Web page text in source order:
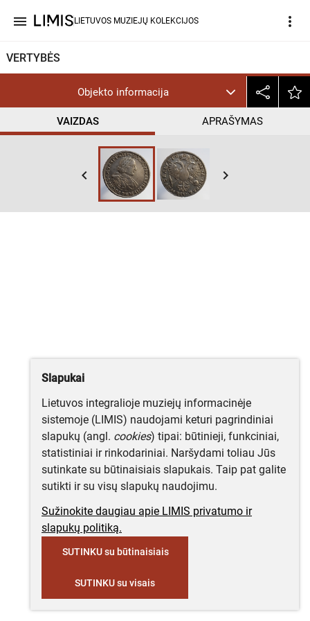
menu LIETUVOS MUZIEJŲ KOLEKCIJOS more_vert
VERTYBĖS
Objekto informacija
VAIZDAS APRAŠYMAS
keyboard_arrow_left keyboard_arrow_right
Slapukai
Lietuvos integralioje muziejų informacinėje
sistemoje (LIMIS) naudojami keturi pagrindiniai
slapukų (angl. cookies) tipai: būtinieji, funkciniai,
statistiniai ir rinkodariniai. Naršydami toliau Jūs
sutinkate su būtinaisiais slapukais. Taip pat galite
sutikti ir su visų slapukų naudojimu.
Sužinokite daugiau apie LIMIS privatumo ir
slapukų politiką.
SUTINKU su būtinaisiais
SUTINKU su visais